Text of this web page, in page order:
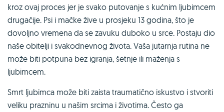
kroz ovaj proces jer je svako putovanje s kućnim ljubimcem
drugačije. Psi i mačke žive u prosjeku 13 godina, što je
dovoljno vremena da se zavuku duboko u srce. Postaju dio
naše obitelji i svakodnevnog života. Vaša jutarnja rutina ne
može biti potpuna bez igranja, šetnje ili maženja s
ljubimcem.
Smrt ljubimca može biti zaista traumatično iskustvo i stvoriti
veliku prazninu u našim srcima i životima. Često ga